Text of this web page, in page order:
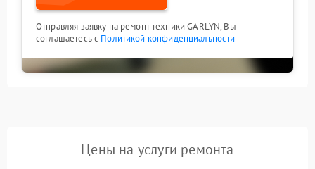
Отправляя заявку на ремонт техники GARLYN, Вы
соглашаетесь с Политикой конфиденциальности
Цены на услуги ремонта